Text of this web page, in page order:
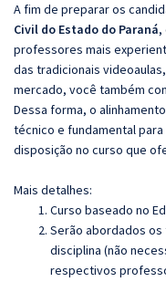
A fim de preparar os
Civil do Estado do Paraná,
professores mais
das tradicionais
mercado, você também
Dessa forma, o
técnico e fundamental
disposição no curso que
Mais detalhes:
Curso baseado no
Serão abordados
disciplina (não
respectivos